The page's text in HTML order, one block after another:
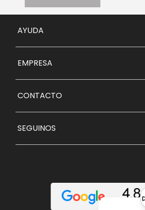
AYUDA
EMPRESA
CONTACTO
SEGUINOS